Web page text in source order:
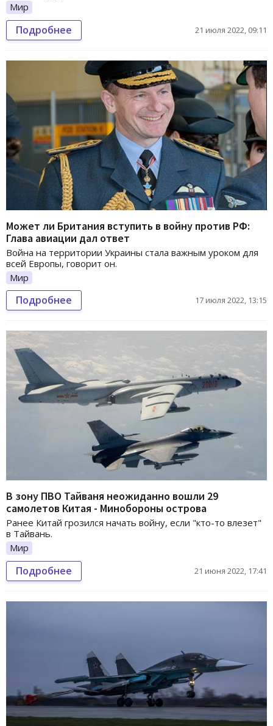
Мир
Подробнее 21 июля 2022, 09:11
Может ли Британия вступить в войну против РФ:
Глава авиации дал ответ
Война на территории Украины стала важным уроком для
всей Европы, говорит он.
Мир
Подробнее 17 июля 2022, 13:15
В зону ПВО Тайваня неожиданно вошли 29
самолетов Китая - Минобороны острова
Ранее Китай грозился начать войну, если "кто-то влезет"
в Тайвань.
Мир
Подробнее 21 июня 2022, 17:41